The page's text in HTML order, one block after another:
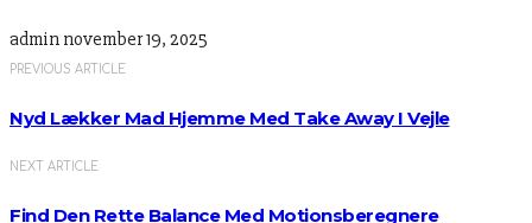
admin november 19, 2025
PREVIOUS ARTICLE
Nyd Lækker Mad Hjemme Med Take Away I Vejle
NEXT ARTICLE
Find Den Rette Balance Med Motionsberegnere